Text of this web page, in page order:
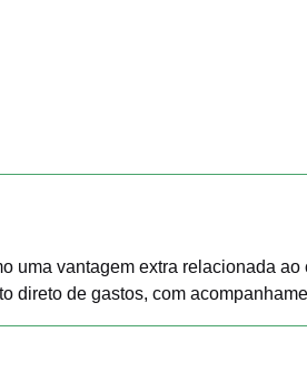
uma vantagem extra relacionada ao
direto de gastos, com